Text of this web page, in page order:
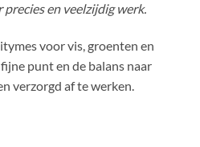
en veelzijdig werk.
voor vis, groenten en
punt en de balans naar
verzorgd af te werken.